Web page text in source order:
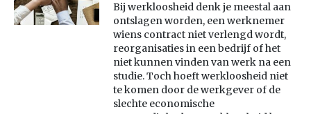
Bij werkloosheid denk je meestal aan
ontslagen worden, een werknemer
wiens contract niet verlengd wordt,
reorganisaties in een bedrijf of het
niet kunnen vinden van werk na een
studie. Toch hoeft werkloosheid niet
te komen door de werkgever of de
slechte economische